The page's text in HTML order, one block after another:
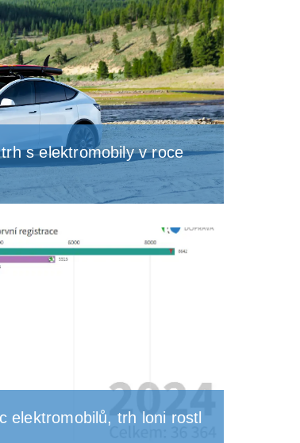
s elektromobily v roce
elektromobilů, trh loni rostl